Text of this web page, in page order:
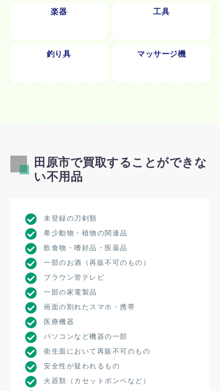
楽器 工具
釣り具 マッサージ機
田原市で買取することができな
い不用品
未登録の刀剣類
希少動物・植物の関連品
飲食物・嗜好品・医薬品
一部のお酒（再販不可のもの）
ブラウン管テレビ
一部の家電製品
画面の割れたスマホ・携帯
医療機器
パソコンなど機器の一部
衛生面において再販不可のもの
安全性が疑われるもの
火器類（カセットボンベなど）